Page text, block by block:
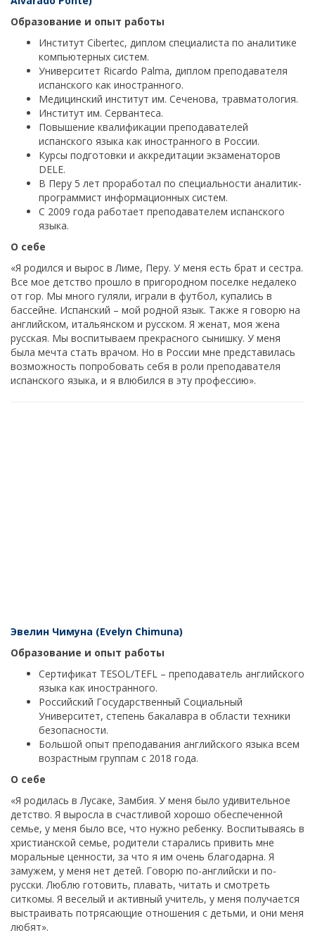
Образование и опыт работы
Институт Cibertec, диплом специалиста по аналитике
компьютерных систем.
Университет Ricardo Palma, диплом преподавателя
испанского как иностранного.
Медицинский институт им. Сеченова, травматология.
Институт им. Сервантеса.
Повышение квалификации преподавателей
испанского языка как иностранного в России.
Курсы подготовки и аккредитации экзаменаторов
DELE.
В Перу 5 лет проработал по специальности аналитик-
программист информационных систем.
С 2009 года работает преподавателем испанского
языка.
О себе
«Я родился и вырос в Лиме, Перу. У меня есть брат и сестра.
Все мое детство прошло в пригородном поселке недалеко
от гор. Мы много гуляли, играли в футбол, купались в
бассейне. Испанский – мой родной язык. Также я говорю на
английском, итальянском и русском. Я женат, моя жена
русская. Мы воспитываем прекрасного сынишку. У меня
была мечта стать врачом. Но в России мне представилась
возможность попробовать себя в роли преподавателя
испанского языка, и я влюбился в эту профессию».
Эвелин Чимуна (Evelyn Chimuna)
Образование и опыт работы
Сертификат TESOL/TEFL – преподаватель английского
языка как иностранного.
Российский Государственный Социальный
Университет, степень бакалавра в области техники
безопасности.
Большой опыт преподавания английского языка всем
возрастным группам с 2018 года.
О себе
«Я родилась в Лусаке, Замбия. У меня было удивительное
детство. Я выросла в счастливой хорошо обеспеченной
семье, у меня было все, что нужно ребенку. Воспитываясь в
христианской семье, родители старались привить мне
моральные ценности, за что я им очень благодарна. Я
замужем, у меня нет детей. Говорю по-английски и по-
русски. Люблю готовить, плавать, читать и смотреть
ситкомы. Я веселый и активный учитель, у меня получается
выстраивать потрясающие отношения с детьми, и они меня
любят».